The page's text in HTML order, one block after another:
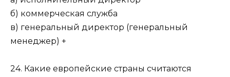
б) коммерческая служба
в) генеральный директор (генеральный
менеджер) +
24. Какие европейские страны считаются